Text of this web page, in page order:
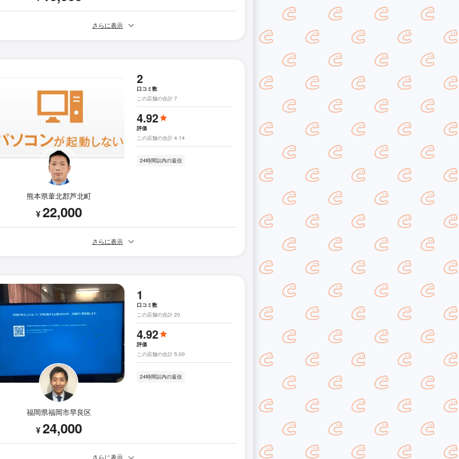
さらに表示
熊本県葦北郡芦北町
¥22,000
2
口コミ数
この店舗の合計 7
4.92
評価
この店舗の合計 4.14
24時間以内の返信
さらに表示
福岡県福岡市早良区
¥24,000
1
口コミ数
この店舗の合計 20
4.92
評価
この店舗の合計 5.00
24時間以内の返信